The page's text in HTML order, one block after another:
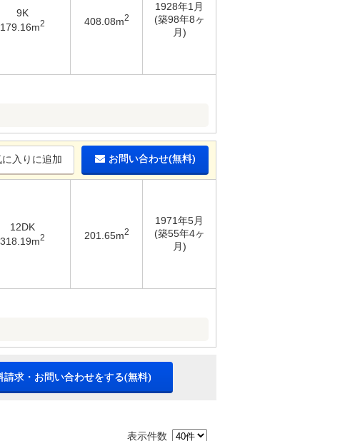
9K
179.16m2 408.08m2
1928年1月
(築98年8ヶ
月)
に入りに追加 お問い合わせ(無料)
12DK
318.19m2 201.65m2
1971年5月
(築55年4ヶ
月)
請求・お問い合わせをする(無料)
表示件数